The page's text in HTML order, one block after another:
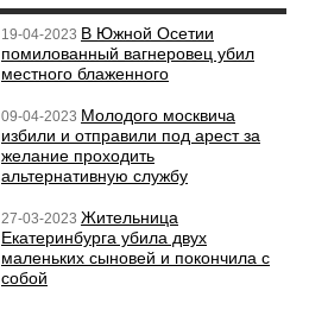
19-04-2023 В Южной Осетии
помилованный вагнеровец убил
местного блаженного
09-04-2023 Молодого москвича
избили и отправили под арест за
желание проходить
альтернативную службу
27-03-2023 Жительница
Екатеринбурга убила двух
маленьких сыновей и покончила с
собой